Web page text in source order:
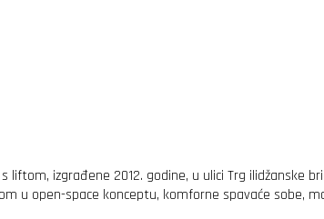
izgrađene 2012. godine, u ulici Trg ilidžanske
u open-space konceptu, komforne spavaće sobe,